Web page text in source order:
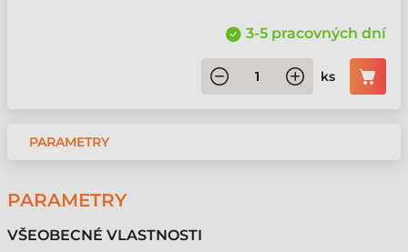
3-5 pracovných dní
ks
PARAMETRY
PARAMETRY
VŠEOBECNÉ VLASTNOSTI